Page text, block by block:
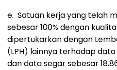
e. Satuan kerja yang telah
sebesar 100% dengan
dipertukarkan dengan
(LPH) lainnya terhadap
dan data segar sebesar